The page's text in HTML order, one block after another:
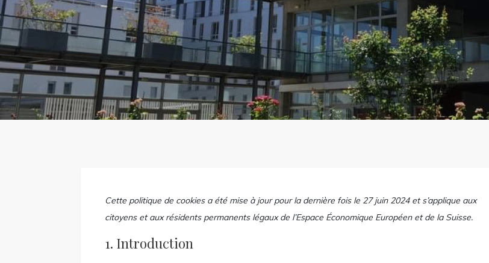
Cette politique de cookies a été mise à jour pour la dernière fois le 27 juin 2024 et s’applique aux
citoyens et aux résidents permanents légaux de l’Espace Économique Européen et de la Suisse.
1. Introduction